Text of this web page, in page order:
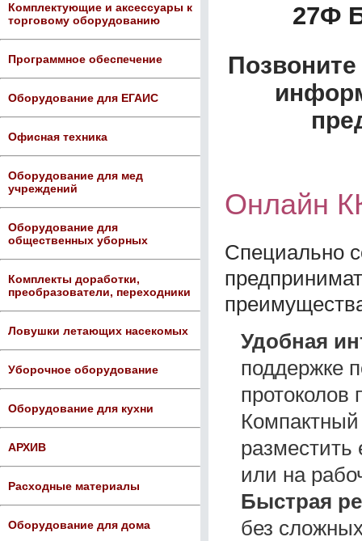
Комплектующие и аксессуары к
торговому оборудованию
Программное обеспечение
Оборудование для ЕГАИС
Офисная техника
Оборудование для мед
учреждений
Оборудование для
общественных уборных
Комплекты доработки,
преобразователи, переходники
Ловушки летающих насекомых
Уборочное оборудование
Оборудование для кухни
АРХИВ
Расходные материалы
Оборудование для дома
27Ф
Онлайн
Специально
Удобная
поддержке
протоколов
Компактный
или на
Быстрая
без